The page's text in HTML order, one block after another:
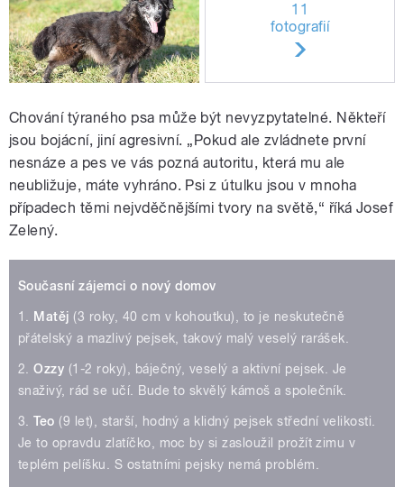
11
fotografií
Chování týraného psa může být nevyzpytatelné. Někteří
jsou bojácní, jiní agresivní. „Pokud ale zvládnete první
nesnáze a pes ve vás pozná autoritu, která mu ale
neubližuje, máte vyhráno. Psi z útulku jsou v mnoha
případech těmi nejvděčnějšími tvory na světě,“ říká Josef
Zelený.
Současní zájemci o nový domov
1. Matěj (3 roky, 40 cm v kohoutku), to je neskutečně
přátelský a mazlivý pejsek, takový malý veselý rarášek.
2.Ozzy (1-2 roky), báječný, veselý a aktivní pejsek. Je
snaživý, rád se učí. Bude to skvělý kámoš a společník.
3.Teo (9 let), starší, hodný a klidný pejsek střední velikosti.
Je to opravdu zlatíčko, moc by si zasloužil prožít zimu v
teplém pelíšku. S ostatními pejsky nemá problém.